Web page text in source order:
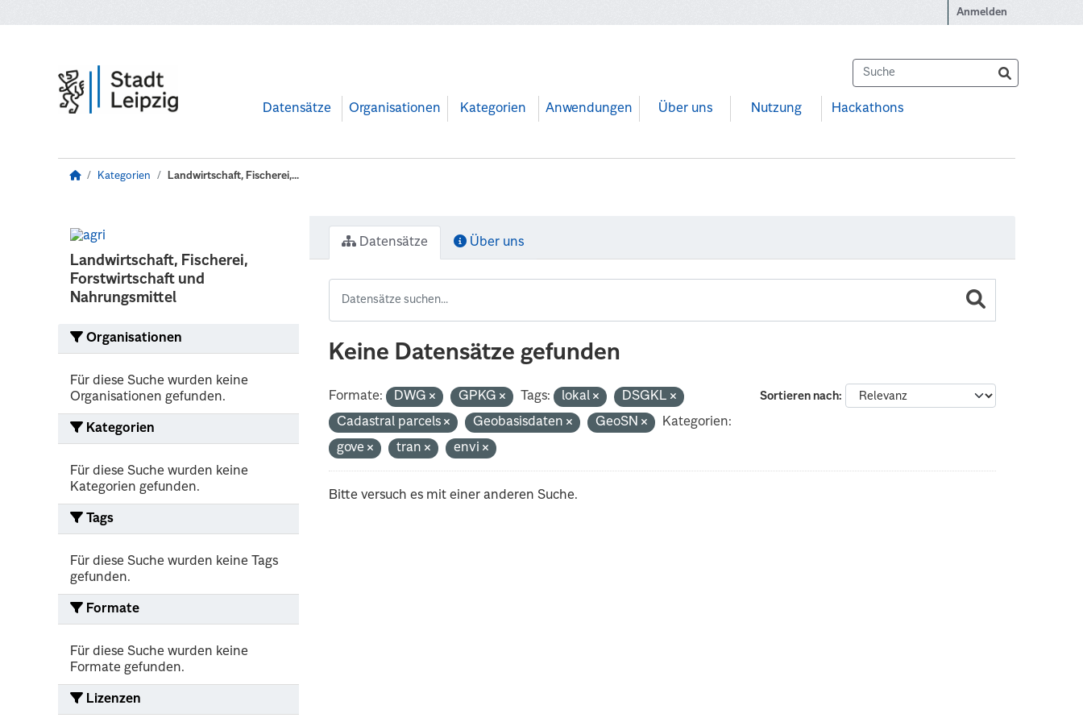
Anmelden
Datensätze Organisationen Kategorien Anwendungen Über uns Nutzung Hackathons
Kategorien Landwirtschaft, Fischerei,...
Landwirtschaft, Fischerei,
Forstwirtschaft und
Nahrungsmittel
Organisationen
Für diese Suche wurden keine
Organisationen gefunden.
Kategorien
Für diese Suche wurden keine
Kategorien gefunden.
Tags
Für diese Suche wurden keine Tags
gefunden.
Formate
Für diese Suche wurden keine
Formate gefunden.
Lizenzen
Datensätze Über uns
Keine Datensätze gefunden
Sortieren nach
Formate: DWG GPKG Tags: lokal
DSGKL
Cadastral parcels
Geobasisdaten GeoSN
Kategorien:
gove
tran envi
Bitte versuch es mit einer anderen Suche.